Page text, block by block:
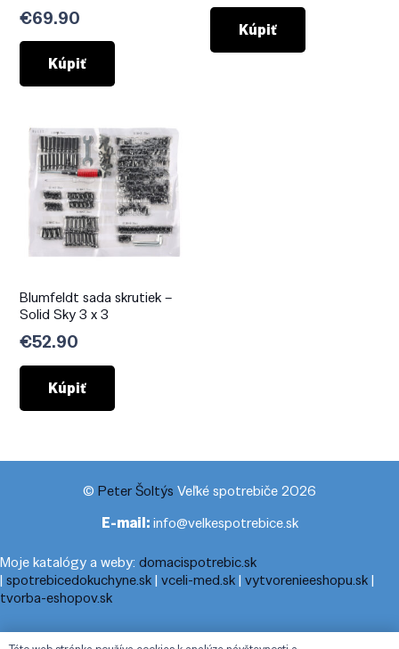
€69.90
Kúpiť
Kúpiť
Blumfeldt sada skrutiek –
Solid Sky 3 x 3
€52.90
Kúpiť
© Peter Šoltýs Veľké spotrebiče 2026
E-mail:info@velkespotrebice.sk
Moje katalógy a weby: domacispotrebic.sk
| spotrebicedokuchyne.sk| vceli-med.sk| vytvorenieeshopu.sk|
tvorba-eshopov.sk
Moje blogy:cestovnyporiadok.eu|pracanadoma.net|telefonny-